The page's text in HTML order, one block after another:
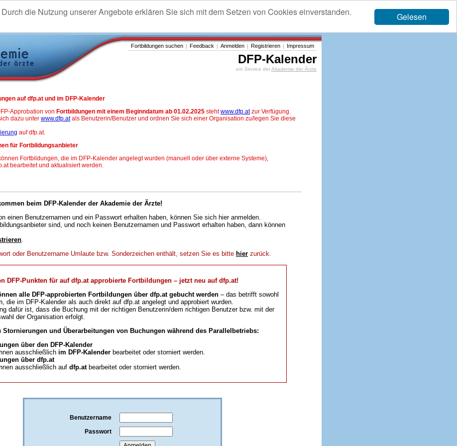
Gelesen
die Nutzung unserer Angebote erklären Sie sich mit dem Setzen von Cookies einverstanden.
Fortbildungen suchen | Feedback | Anmelden | Registrieren | Impressum
DFP-Kalender
ein Service derAkademie der Ärzte
auf dfp.at und im DFP-Kalender
Approbation von Fortbildungen mit einem Beginndatum ab 01.02.2025 stehtwww.dfp.atzur Verfügung.
dazu unter www.dfp.atals Benutzerin/Benutzer und ordnen Sie sich einer Organisation zu/legen Sie diese
auf dfp.at.
für Fortbildungsanbieter
Fortbildungen, die im DFP-Kalender angelegt wurden (manuell oder über externe Systeme),
bearbeitet und aktualisiert werden.
beim DFP-Kalender der Akademie der Ärzte!
einen Benutzernamen und ein Passwort erhalten haben, können Sie sich hier anmelden.
sind, und noch keinen Benutzernamen und Passwort erhalten haben, dann können
.
oder Benutzername Umlaute bzw. Sonderzeichen enthält, setzen Sie es bitte hier zurück.
DFP-Punkten für auf dfp.at approbierte Fortbildungen – jetzt neu auf dfp.at!
alle DFP-approbierten Fortbildungen über dfp.at gebucht werden – das betrifft sowohl
die im DFP-Kalender als auch direkt auf dfp.at angelegt und approbiert wurden.
dafür ist, dass die Buchung mit der richtigen Benutzerin/dem richtigen Benutzer bzw. mit der
der Organisation erfolgt.
Stornierungen und Überarbeitungen von Buchungen während des Parallelbetriebs:
über den DFP-Kalender
ausschließlich im DFP-Kalender bearbeitet oder storniert werden.
über dfp.at
ausschließlich auf dfp.atbearbeitet oder storniert werden.
Benutzername
Passwort